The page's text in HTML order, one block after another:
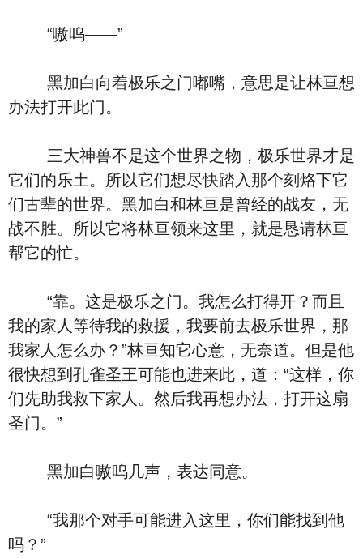
“嗷呜——”
黑加白向着极乐之门嘟嘴，意思是让林亘想
办法打开此门。
三大神兽不是这个世界之物，极乐世界才是
它们的乐土。所以它们想尽快踏入那个刻烙下它
们古辈的世界。黑加白和林亘是曾经的战友，无
战不胜。所以它将林亘领来这里，就是恳请林亘
帮它的忙。
“靠。这是极乐之门。我怎么打得开？而且
我的家人等待我的救援，我要前去极乐世界，那
我家人怎么办？”林亘知它心意，无奈道。但是他
很快想到孔雀圣王可能也进来此，道：“这样，你
们先助我救下家人。然后我再想办法，打开这扇
圣门。”
黑加白嗷呜几声，表达同意。
“我那个对手可能进入这里，你们能找到他
吗？”